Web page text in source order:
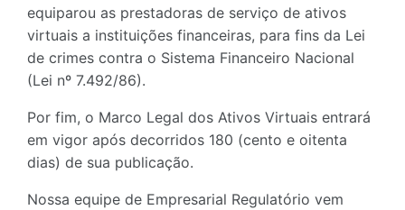
equiparou as prestadoras de serviço de ativos
virtuais a instituições financeiras, para fins da Lei
de crimes contra o Sistema Financeiro Nacional
(Lei nº 7.492/86).
Por fim, o Marco Legal dos Ativos Virtuais entrará
em vigor após decorridos 180 (cento e oitenta
dias) de sua publicação.
Nossa equipe de Empresarial Regulatório vem